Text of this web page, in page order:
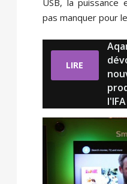
USB, la
pas manquer pour
LIRE